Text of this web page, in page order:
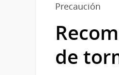
Precaución
de